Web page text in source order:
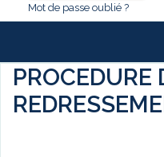
Mot de passe oublié ?
PROCEDURE